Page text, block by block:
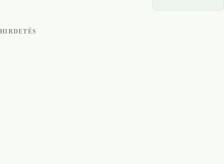
HIRDETÉS